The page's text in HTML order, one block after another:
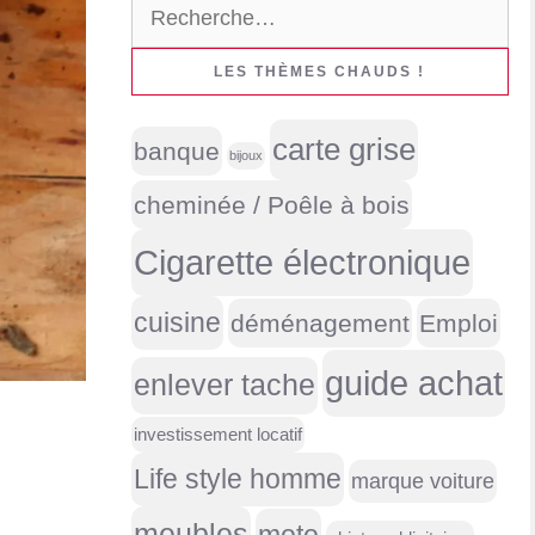
LES THÈMES CHAUDS !
banque bijoux carte grise
cheminée / Poêle à bois
Cigarette électronique
cuisine déménagement Emploi
enlever tache guide achat
investissement locatif
Life style homme marque voiture